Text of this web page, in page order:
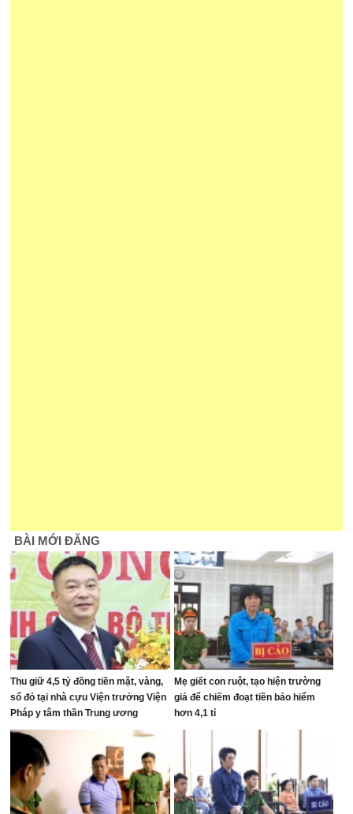
BÀI MỚI ĐĂNG
Thu giữ 4,5 tỷ đồng tiền mặt, vàng,
sổ đỏ tại nhà cựu Viện trưởng Viện
Pháp y tâm thần Trung ương
Mẹ giết con ruột, tạo hiện trường
giả để chiếm đoạt tiền bảo hiểm
hơn 4,1 tỉ